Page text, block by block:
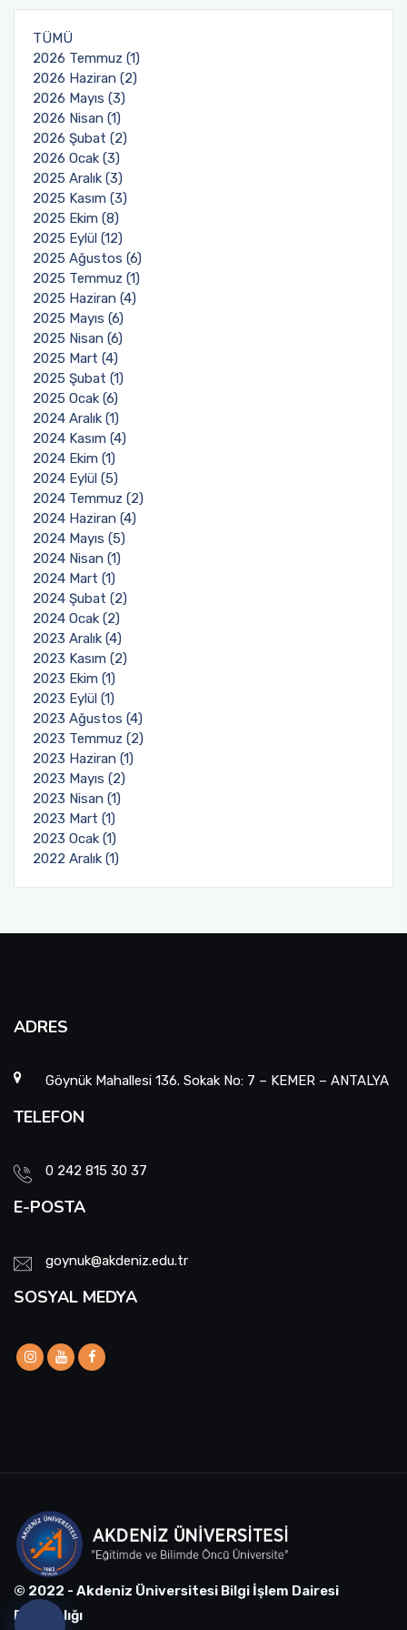
TÜMÜ
2026 Temmuz (1)
2026 Haziran (2)
2026 Mayıs (3)
2026 Nisan (1)
2026 Şubat (2)
2026 Ocak (3)
2025 Aralık (3)
2025 Kasım (3)
2025 Ekim (8)
2025 Eylül (12)
2025 Ağustos (6)
2025 Temmuz (1)
2025 Haziran (4)
2025 Mayıs (6)
2025 Nisan (6)
2025 Mart (4)
2025 Şubat (1)
2025 Ocak (6)
2024 Aralık (1)
2024 Kasım (4)
2024 Ekim (1)
2024 Eylül (5)
2024 Temmuz (2)
2024 Haziran (4)
2024 Mayıs (5)
2024 Nisan (1)
2024 Mart (1)
2024 Şubat (2)
2024 Ocak (2)
2023 Aralık (4)
2023 Kasım (2)
2023 Ekim (1)
2023 Eylül (1)
2023 Ağustos (4)
2023 Temmuz (2)
2023 Haziran (1)
2023 Mayıs (2)
2023 Nisan (1)
2023 Mart (1)
2023 Ocak (1)
2022 Aralık (1)
ADRES
Göynük Mahallesi 136. Sokak No: 7 – KEMER – ANTALYA
TELEFON
0 242 815 30 37
E-POSTA
goynuk@akdeniz.edu.tr
SOSYAL MEDYA
© 2022 - Akdeniz Üniversitesi Bilgi İşlem Dairesi
Başkanlığı
Öğrenci Memnuniyet Anketi
Sınav Kuralları
Öğrenci Kılavuzları
Öğrenci El Kitabı
Geri Bildirimlere Yönelik İyileştirmeler
Yemekhane Menüsü
Uygulama ve Ödev Değerlendirme Kriterleri